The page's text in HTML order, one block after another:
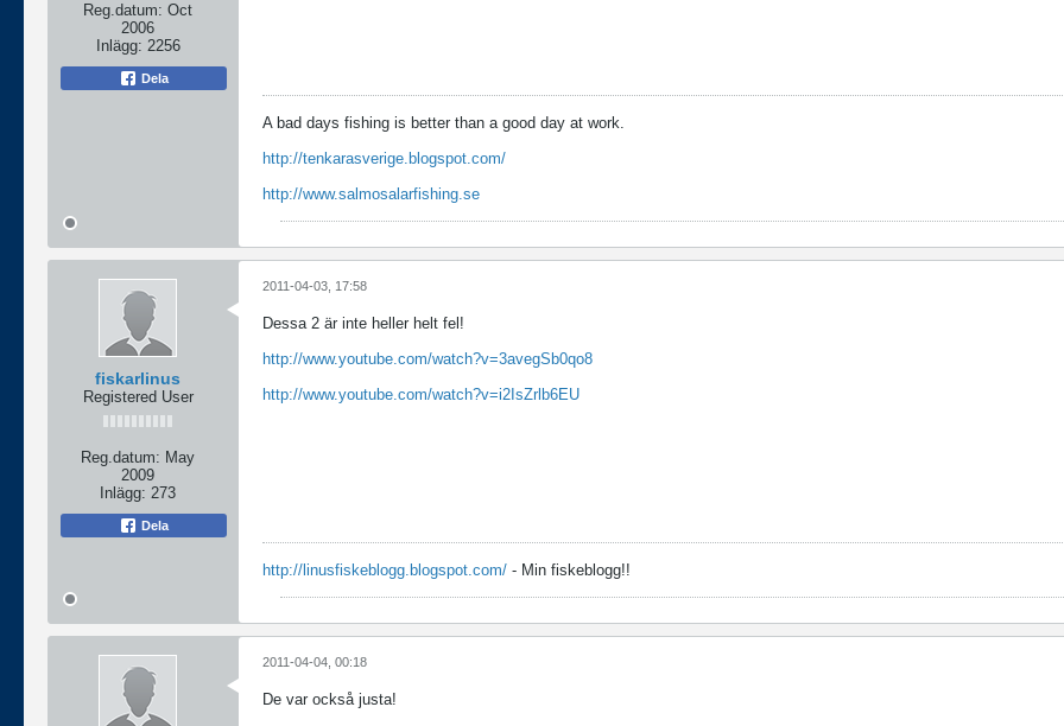
Reg.datum: Oct
2006
Inlägg: 2256
Dela
A bad days fishing is better than a good day at work.
http://tenkarasverige.blogspot.com/
http://www.salmosalarfishing.se
fiskarlinus
Registered User
Reg.datum: May
2009
Inlägg: 273
Dela
2011-04-03, 17:58
Dessa 2 är inte heller helt fel!
http://www.youtube.com/watch?v=3avegSb0qo8
http://www.youtube.com/watch?v=i2IsZrlb6EU
http://linusfiskeblogg.blogspot.com/ - Min fiskeblogg!!
2011-04-04, 00:18
De var också justa!